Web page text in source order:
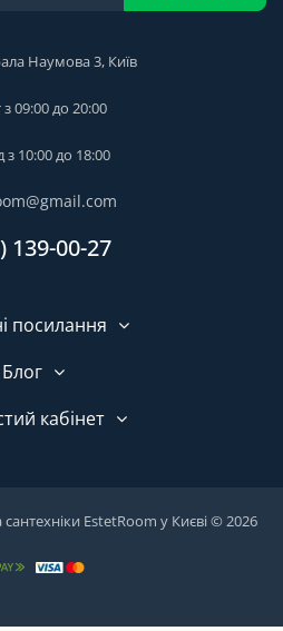
Наумова 3, Київ
09:00 до 20:00
з 10:00 до 18:00
139-00-27
посилання
Блог
кабінет
EstetRoom у Києві © 2026